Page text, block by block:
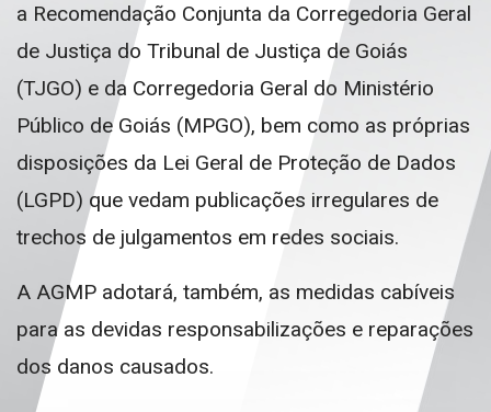
a Recomendação Conjunta da Corregedoria Geral
de Justiça do Tribunal de Justiça de Goiás
(TJGO) e da Corregedoria Geral do Ministério
Público de Goiás (MPGO), bem como as próprias
disposições da Lei Geral de Proteção de Dados
(LGPD) que vedam publicações irregulares de
trechos de julgamentos em redes sociais.
A AGMP adotará, também, as medidas cabíveis
para as devidas responsabilizações e reparações
dos danos causados.